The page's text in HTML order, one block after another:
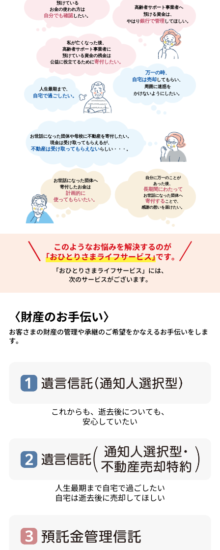
預けている
お金の使われ方は
自分でも確認したい。
高齢者サポート事業者へ
預ける資金は、
やはり 銀行で管理してほしい。
私が亡くなった後、
高齢者サポート事業者に
預けている資金の残金は
公益に役立てるために寄付したい。
人生最期まで、
自宅で過ごしたい。
万一の時、
自宅は売却 してもらい、
周囲に迷惑を
かけないようにしたい。
お世話になった団体や母校に不動産を寄付したい。
現金は受け取ってもらえるが、
不動産は受け取ってもらえないらしい・・・。
お世話になった団体へ
寄付したお金は
計画的に
使ってもらいたい。
自分に万一のことが
あった後、
長期間にわたって
お世話になった団体へ
寄付する ことで、
感謝の想いを届けたい。
このようなお悩みを解決するのが
｢おひとりさまライフサービス｣です。
「おひとりさまライフサービス」には、
次のサービスがございます。
〈財産のお手伝い〉
お客さまの財産の管理や承継のご希望をかなえるお手伝いをしま
す。
これからも、逝去後についても、
安心していたい
人生最期まで自宅で過ごしたい
自宅は逝去後に売却してほしい